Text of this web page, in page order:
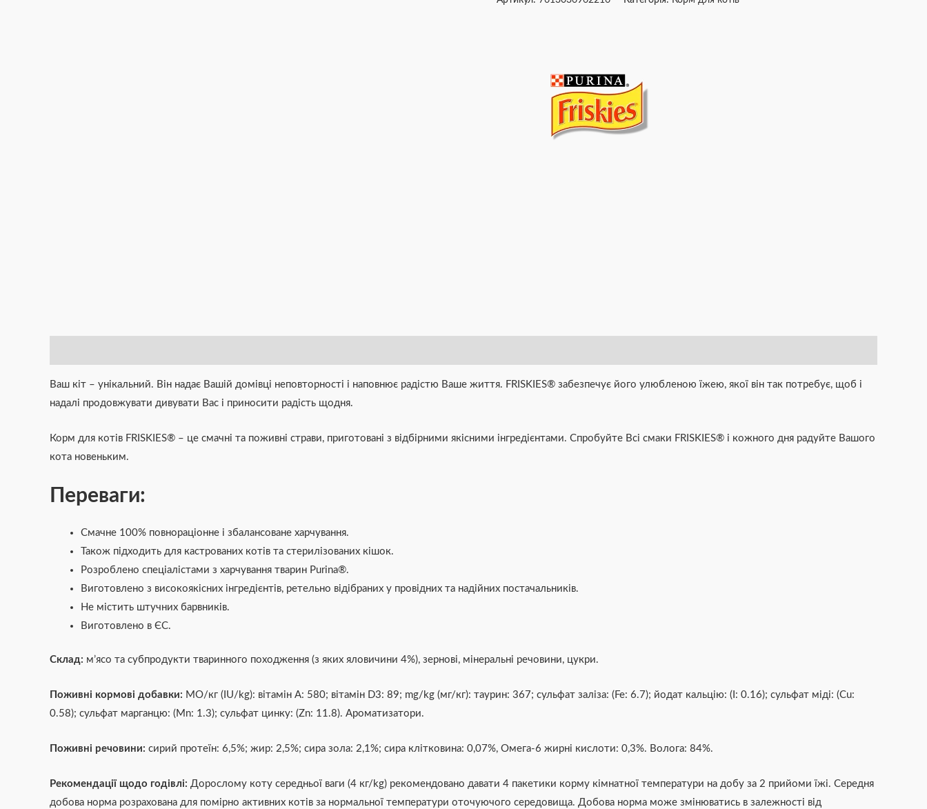
г
Ваш кіт – унікальний. Він надає Вашій домівці неповторності і наповнює радістю Ваше життя. FRISKIES® забезпечує його улюбленою їжею, якої він так потребує, щоб і
надалі продовжувати дивувати Вас і приносити радість щодня.
Корм для котів FRISKIES® – це смачні та поживні страви, приготовані з відбірними якісними інгредієнтами. Спробуйте Всі смаки FRISKIES® і кожного дня радуйте Вашого
кота новеньким.
Переваги:
Смачне 100% повнораціонне і збалансоване харчування.
Також підходить для кастрованих котів та стерилізованих кішок.
Розроблено спеціалістами з харчування тварин Purina®.
Виготовлено з високоякісних інгредієнтів, ретельно відібраних у провідних та надійних постачальників.
Не містить штучних барвників.
Виготовлено в ЄС.
Склад: м’ясо та субпродукти тваринного походження (з яких яловичини 4%), зернові, мінеральні речовини, цукри.
Поживні кормові добавки: МО/кг (IU/kg): вітамін А: 580; вітамін D3: 89; mg/kg (мг/кг): таурин: 367; сульфат заліза: (Fe: 6.7); йодат кальцію: (I: 0.16); сульфат міді: (Cu:
0.58); сульфат марганцю: (Mn: 1.3); сульфат цинку: (Zn: 11.8). Ароматизатори.
Поживні речовини: сирий протеїн: 6,5%; жир: 2,5%; сира зола: 2,1%; сира клітковина: 0,07%, Омега-6 жирні кислоти: 0,3%. Волога: 84%.
Рекомендації щодо годівлі: Дорослому коту середньої ваги (4 кг/kg) рекомендовано давати 4 пакетики корму кімнатної температури на добу за 2 прийоми їжі. Середня
добова норма розрахована для помірно активних котів за нормальної температури оточуючого середовища. Добова норма може змінюватись в залежності від